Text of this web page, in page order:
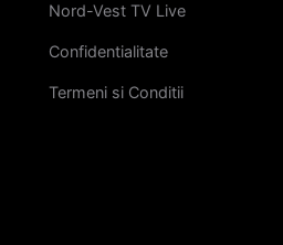
Nord-Vest TV Live
Confidentialitate
Termeni si Conditii